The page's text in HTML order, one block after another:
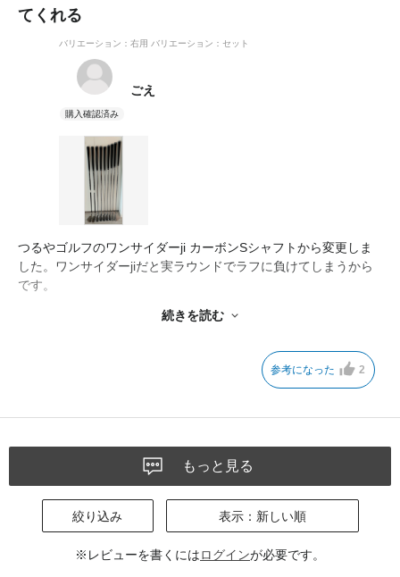
てくれる
バリエーション：右用 バリエーション：セット
ごえ
つるやゴルフのワンサイダーji カーボンSシャフトから変更しま
した。ワンサイダーjiだと実ラウンドでラフに負けてしまうから
です。
小さいテイクバックからパンチショット気味に打ちたいのですご
アイアンを変えるだけでこんなにもゴルフが変わるんだとビック
私のアイアンクラブの遍歴は、グローレ2014 NS950 Sシャフト
NS850GH Sシャフトでラウンド2回です。
グローレ2014のNS950 Sシャフトは少し重すぎたのかもしれま
ワンサイダーji カーボン Sシャフトでは練習場ではそれなりにス
ムーズにスイング出来るものの、上述の通り実ラウンドだとちょ
っとしたラフで負けてしまい、直ぐにスイングが崩れてしまいま
続きを読む
参考になった 2
もっと見る
絞り込み 表示：新しい順
※レビューを書くにはログインが必要です。